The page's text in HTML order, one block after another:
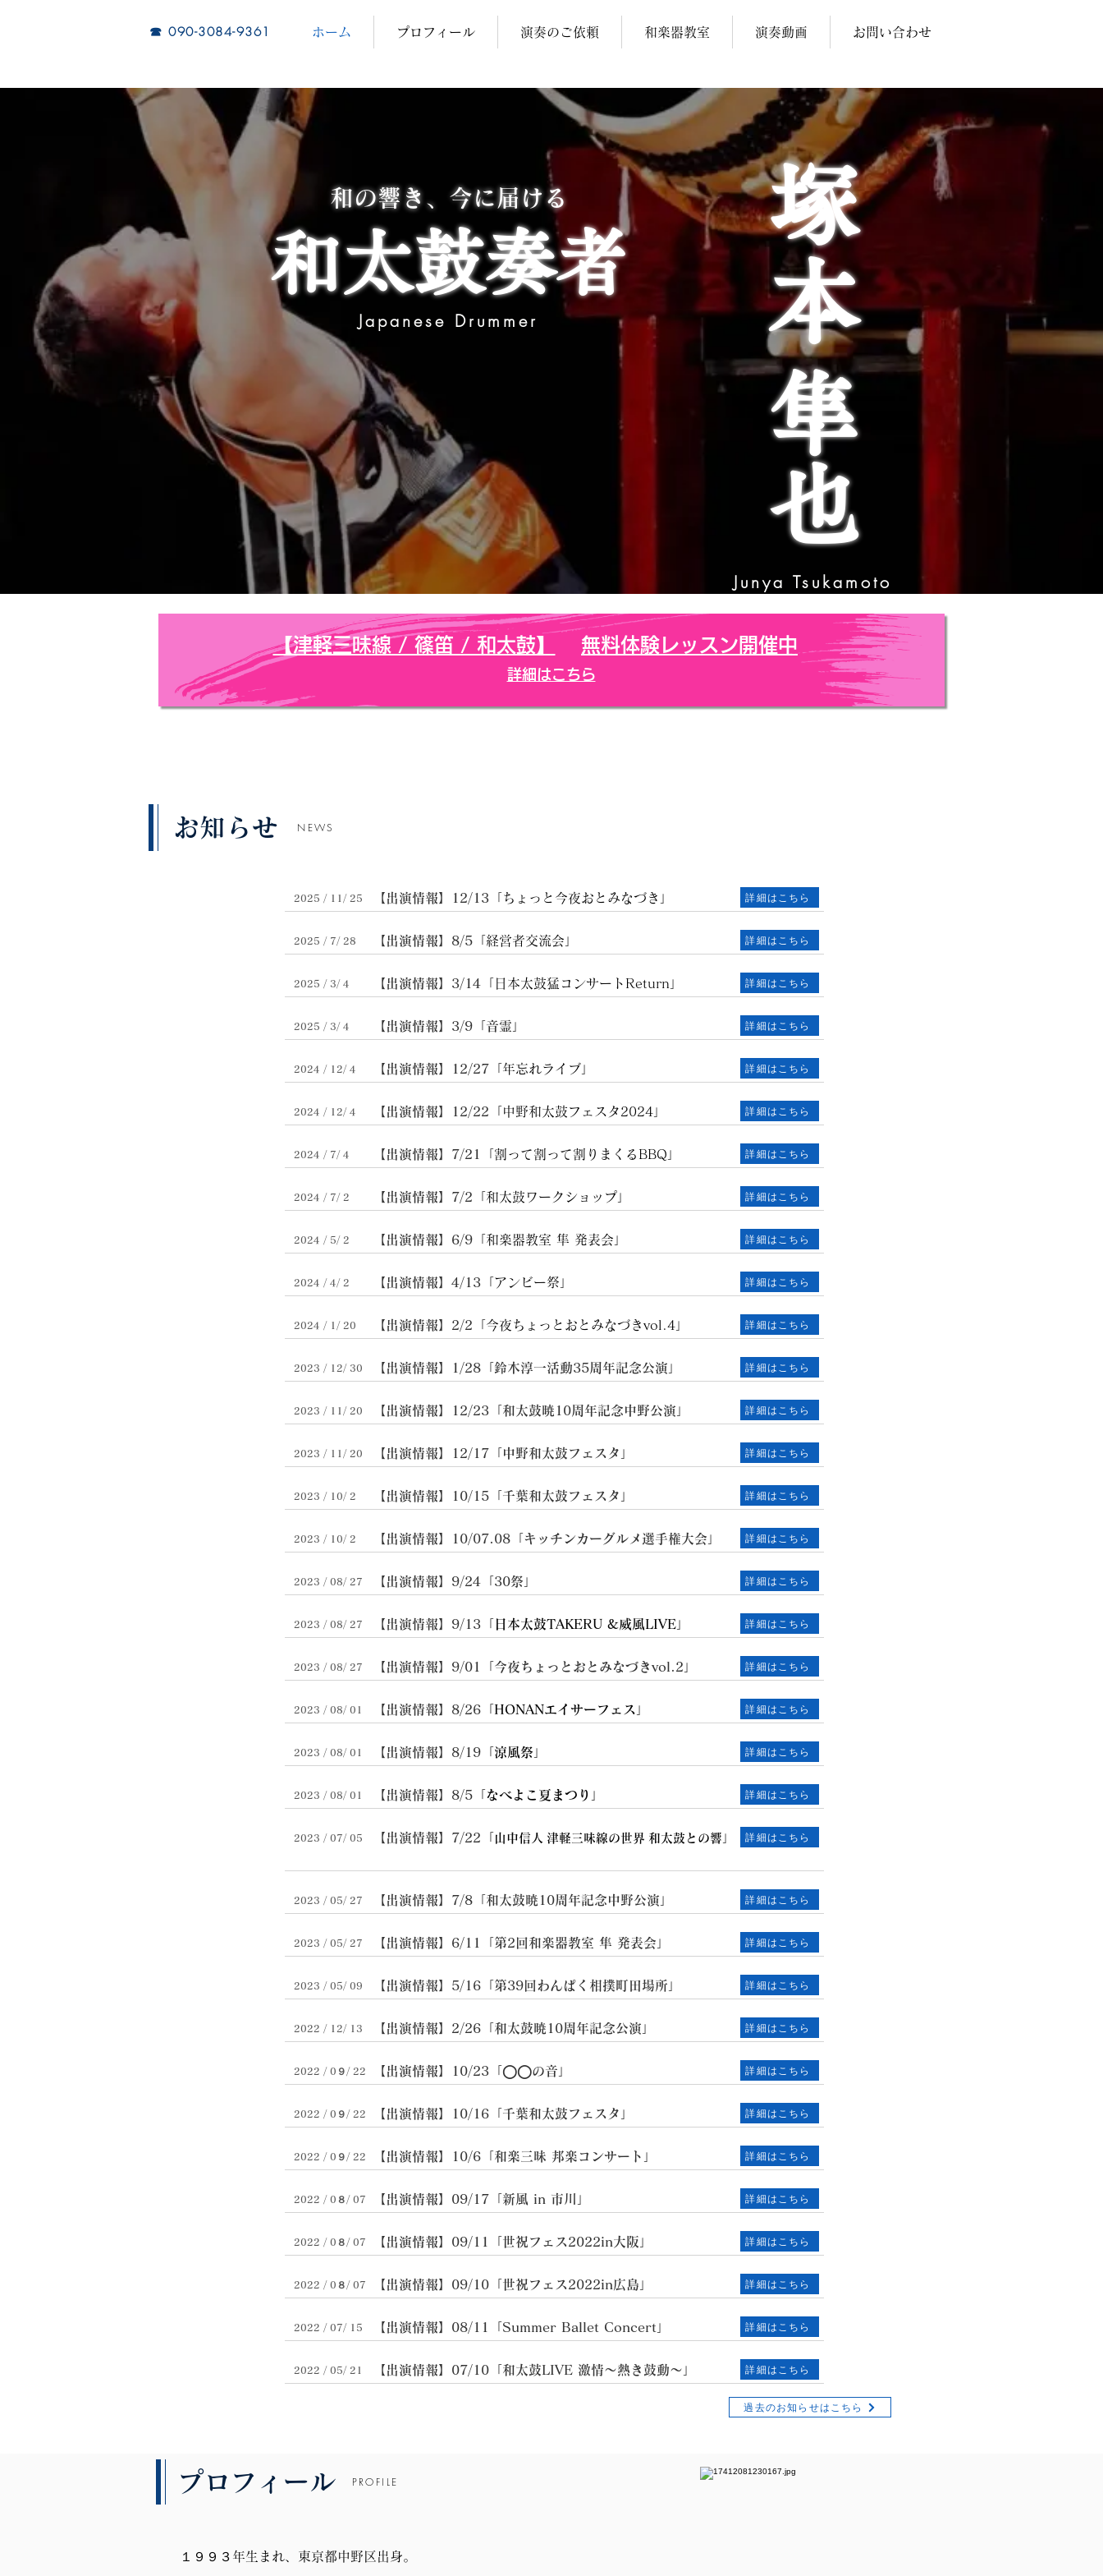
​☎︎ 090-3084-9361 ホーム プロフィール 演奏のご依頼 和楽器教室 演奏動画 お問い合わせ
​和の響き、今に届ける
和太鼓奏者
Japanese Drummer 塚本 隼也
Junya Tsukamoto
【​津軽三味線 / 篠笛 / 和太鼓】
詳細はこちら
無料体験レッスン開催中
お知らせ NEWS
2025 / 11/ 25 ​【出演情報】12/13「 ちょっと今夜おとみなづき 」 詳細はこちら
2025 / 7/ 28 ​【出演情報】8/5「 経営者交流会 」 詳細はこちら
2025 / 3/ 4 ​【出演情報】3/14「 日本太鼓猛コンサートReturn 」 詳細はこちら
2025 / 3/ 4 ​【出演情報】3/9「音霊 」 詳細はこちら
2024 / 12/ 4 ​【出演情報】12/27「 年忘れライブ」 詳細はこちら
2024 / 12/ 4 ​【出演情報】12/22「 中野和太鼓フェスタ2024」 詳細はこちら
2024 / 7/ 4 ​【出演情報】7/21「 割って割って割りまくるBBQ 」 詳細はこちら
2024 / 7/ 2 ​【出演情報】7/2「 和太鼓ワークショップ」 詳細はこちら
2024 / 5/ 2 ​【出演情報】6/9「 和楽器教室 隼 発表会 」 詳細はこちら
2024 / 4/ 2 ​【出演情報】4/13「 アンビー祭 」 詳細はこちら
2024 / 1/ 20 ​【出演情報】2/2「 今夜ちょっとおとみなづきvol.4」 詳細はこちら
2023 / 12/ 30 ​【出演情報】1/28「鈴木淳一活動35周年記念公演」 詳細はこちら
2023 / 11/ 20 ​【出演情報】12/23「和太鼓暁10周年記念中野公演」 詳細はこちら
2023 / 11/ 20 ​【出演情報】12/17「中野和太鼓フェスタ」 詳細はこちら
2023 / 10/ 2 ​【出演情報】10/15「千葉和太鼓フェスタ」 詳細はこちら
2023 / 10/ 2 ​【出演情報】10/07.​08「キッチンカーグルメ選手権大会」 詳細はこちら
2023 / 08/ 27 ​【出演情報】9/24「30祭」 詳細はこちら
2023 / 08/ 27 ​【出演情報】9/13「 日本太鼓TAKERU &威風LIVE」 詳細はこちら
2023 / 08/ 27 ​【出演情報】9/01「今夜ちょっとおとみなづきvol.2」 詳細はこちら
2023 / 08/ 01 ​【出演情報】8/26「 HONANエイサーフェス 」 詳細はこちら
2023 / 08/ 01 ​【出演情報】8/19「 涼風祭 」 詳細はこちら
2023 / 08/ 01 ​【出演情報】8/5「 なべよこ夏まつり 」 詳細はこちら
2023 / 07/ 05 ​【出演情報】7/22「 山中信人 津軽三味線の世界 和太鼓との響 」 詳細はこちら
2023 / 05/ 27 ​【出演情報】7/8「和太鼓暁10周年記念中野公演」 詳細はこちら
2023 / 05/ 27 ​【出演情報】6/11「第2回和楽器教室 隼 発表会」 詳細はこちら
2023 / 05/ 09 ​【出演情報】5/16「第39回わんぱく相撲町田場所」 詳細はこちら
2022 / 12/ 13 ​【出演情報】2/26「和太鼓暁10周年記念公演」 詳細はこちら
2022 / 0９/ 22 ​【出演情報】10/23「◯◯の音」 詳細はこちら
2022 / 0９/ 22 ​【出演情報】10/16「千葉和太鼓フェスタ」 詳細はこちら
2022 / 0９/ 22 ​【出演情報】10/6「和楽三昧 邦楽コンサート」 詳細はこちら
2022 / 0８/ 07 ​【出演情報】09/17「新風 in 市川」 詳細はこちら
2022 / 0８/ 07 ​【出演情報】09/11「世祝フェス2022in大阪」 詳細はこちら
2022 / 0８/ 07 ​【出演情報】09/10「世祝フェス2022in広島」 詳細はこちら
2022 / 07/ 15 ​【出演情報】08/11「Summer Ballet Concert」 詳細はこちら
2022 / 05/ 21 ​【出演情報】07/10「和太鼓LIVE 激情〜熱き鼓動〜」 詳細はこちら
過去のお知らせはこちら
プロフィール PROFILE
１９９３年生まれ、東京都中野区出身。